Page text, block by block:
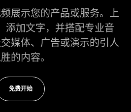
展示您的产品或服务。上
添加文字，并搭配专业音
媒体、广告或演示的引人
的内容。
免费开始